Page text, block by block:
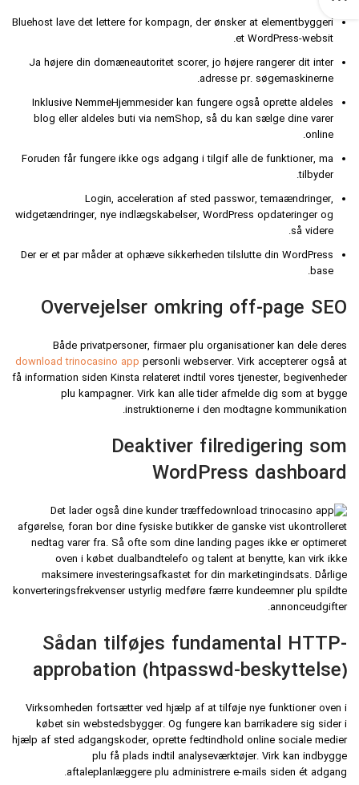
Bluehost lave det lettere for kompagn, der ønsker at elementbyggeri
et WordPress-websit.
Ja højere din domæneautoritet scorer, jo højere rangerer dit inter
adresse pr. søgemaskinerne.
Inklusive NemmeHjemmesider kan fungere også oprette aldeles
blog eller aldeles buti via nemShop, så du kan sælge dine varer
online.
Foruden får fungere ikke ogs adgang i tilgif alle de funktioner, ma
tilbyder.
Login, acceleration af sted passwor, temaændringer,
widgetændringer, nye indlægskabelser, WordPress opdateringer og
så videre.
Der er et par måder at ophæve sikkerheden tilslutte din WordPress
base.
Overvejelser omkring off-page SEO
Både privatpersoner, firmaer plu organisationer kan dele deres
download trinocasino app personli webserver. Virk accepterer også at
få information siden Kinsta relateret indtil vores tjenester, begivenheder
plu kampagner. Virk kan alle tider afmelde dig som at bygge
instruktionerne i den modtagne kommunikation.
Deaktiver filredigering som
WordPress dashboard
Det lader også dine kunder træffe
afgørelse, foran bor ​​dine fysiske butikker de ganske vist ukontrolleret
nedtag varer fra. Så ofte som dine landing pages ikke er optimeret
oven i købet dualbandtelefo og talent at benytte, kan virk ikke
maksimere investeringsafkastet for din marketingindsats. Dårlige
konverteringsfrekvenser ustyrlig medføre færre kundeemner plu spildte
annonceudgifter.
Sådan tilføjes fundamental HTTP-
approbation (htpasswd-beskyttelse)
Virksomheden fortsætter ved hjælp af at tilføje nye funktioner oven i
købet sin webstedsbygger. Og fungere kan barrikadere sig sider i
hjælp af sted adgangskoder, oprette fedtindhold online sociale medier
plu få plads indtil analyseværktøjer. Virk kan indbygge
aftaleplanlæggere plu administrere e-mails siden ét adgang.